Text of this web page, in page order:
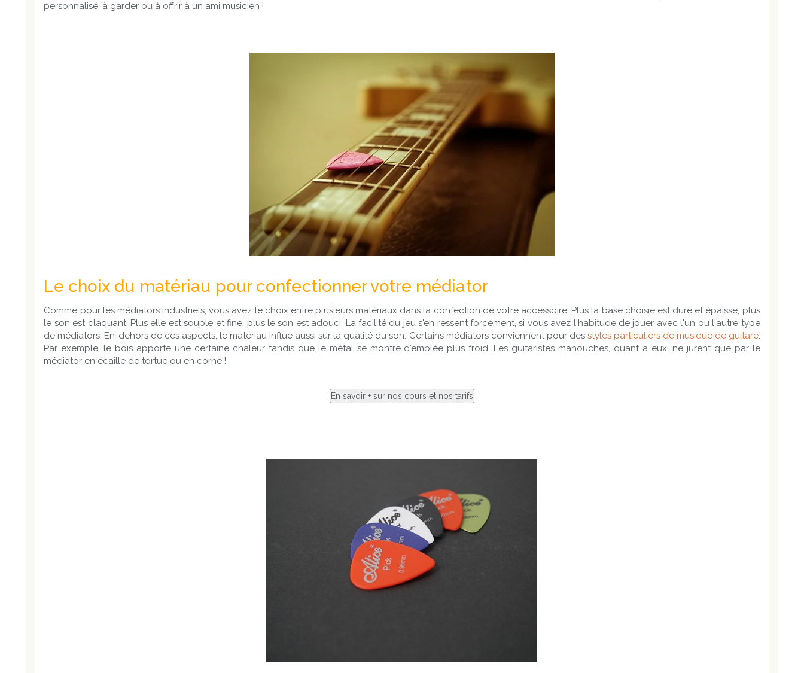
personnalisé, à garder ou à offrir à un ami musicien !
Le choix du matériau pour confectionner votre médiator
Comme pour les médiators industriels, vous avez le choix entre plusieurs matériaux dans la confection de votre accessoire. Plus la base choisie est dure et épaisse, plus
le son est claquant. Plus elle est souple et fine, plus le son est adouci. La facilité du jeu s'en ressent forcément, si vous avez l'habitude de jouer avec l'un ou l'autre type
de médiators. En-dehors de ces aspects, le matériau influe aussi sur la qualité du son. Certains médiators conviennent pour des styles particuliers de musique de guitare.
Par exemple, le bois apporte une certaine chaleur tandis que le métal se montre d'emblée plus froid. Les guitaristes manouches, quant à eux, ne jurent que par le
médiator en écaille de tortue ou en corne !